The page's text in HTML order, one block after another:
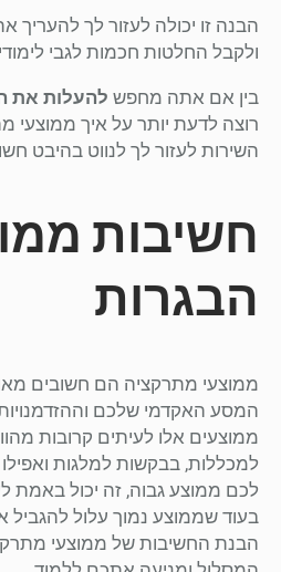
הבנה זו יכולה לעזור לך להעריך
ולקבל החלטות חכמות לגבי
בין אם אתה מחפש להעלות את
רוצה לדעת יותר על איך ממוצעי
השירות לעזור לך לנווט בהיבט
חשיבות
הבגרות
ממוצעי מתרקציה הם חשובים
המסע האקדמי שלכם
ממוצעים אלו לעיתים קרובות
למכללות, בבקשות למלגות
לכם ממוצע גבוה, זה יכול באמת
בעוד שממוצע נמוך עלול
הבנת החשיבות של ממוצעי